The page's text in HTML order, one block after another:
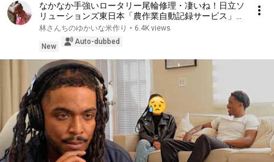
なかなか手強いロータリー尾輪修理・凄いね！日立ソ
リューションズ東日本「農作業自動記録サービス」・
2026
林さんちのゆかいな米作り • 6.4K views
New
Auto-dubbed